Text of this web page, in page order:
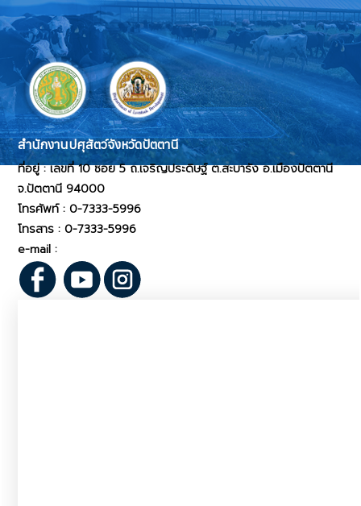
สำนักงานปศุสัตว์จังหวัดปัตตานี
ที่อยู่ : เลขที่ 10 ซอย 5 ถ.เจริญประดิษฐ์ ต.สะบารัง อ.เมืองปัตตานี
จ.ปัตตานี 94000
โทรศัพท์ : 0-7333-5996
โทรสาร : 0-7333-5996
e-mail :